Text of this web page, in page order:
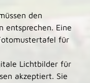
den
entsprechen. Eine
für
Lichtbilder für
akzeptiert. Sie